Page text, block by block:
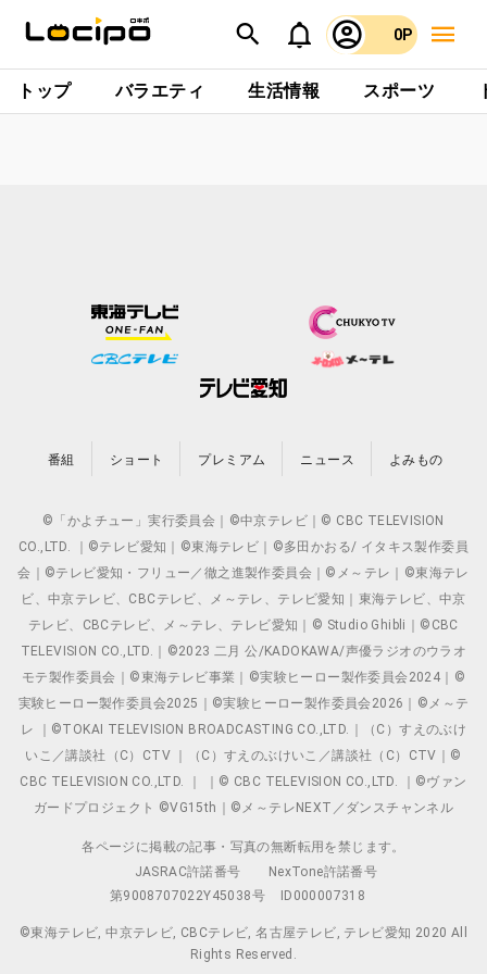
0P
トップ バラエティ 生活情報 スポーツ
番組 ショート プレミアム ニュース よみもの
©「かよチュー」実行委員会｜©中京テレビ｜© CBC TELEVISION
CO.,LTD. ｜©テレビ愛知｜©東海テレビ｜©多田かおる/ イタキス製作委員
会｜©テレビ愛知・フリュー／徹之進製作委員会｜©メ～テレ｜©東海テレ
ビ、中京テレビ、CBCテレビ、メ～テレ、テレビ愛知｜東海テレビ、中京
テレビ、CBCテレビ、メ～テレ、テレビ愛知｜© Studio Ghibli｜©CBC
TELEVISION CO.,LTD.｜©2023 二月 公/KADOKAWA/声優ラジオのウラオ
モテ製作委員会｜©東海テレビ事業｜©実験ヒーロー製作委員会2024｜©
実験ヒーロー製作委員会2025｜©実験ヒーロー製作委員会2026｜©メ～テ
レ ｜©TOKAI TELEVISION BROADCASTING CO.,LTD.｜（C）すえのぶけ
いこ／講談社（C）CTV ｜（C）すえのぶけいこ／講談社（C）CTV｜©
CBC TELEVISION CO.,LTD. ｜ ｜© CBC TELEVISION CO.,LTD. ｜©ヴァン
ガードプロジェクト ©VG15th｜©メ～テレNEXT／ダンスチャンネル
各ページに掲載の記事・写真の無断転用を禁じます。
JASRAC許諾番号
NexTone許諾番号
第9008707022Y45038号
ID000007318
©東海テレビ, 中京テレビ, CBCテレビ, 名古屋テレビ, テレビ愛知 2020 All
Rights Reserved.